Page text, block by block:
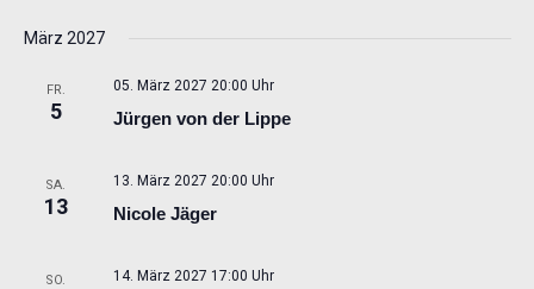
März 2027
FR.
5 Jürgen von der Lippe
05. März 2027 20:00 Uhr
SA.
13 Nicole Jäger
13. März 2027 20:00 Uhr
SO. 14. März 2027 17:00 Uhr